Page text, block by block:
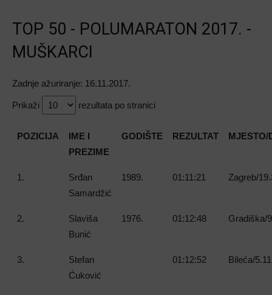
TOP 50 - POLUMARATON 2017. -
MUŠKARCI
Zadnje ažuriranje: 16.11.2017.
Prikaži rezultata po stranici
POZICIJA
IME I
PREZIME
GODIŠTE REZULTAT MJESTO/
1.
Srđan
Samardžić
1989. 01:11:21 Zagreb/
2.
Slaviša
Bunić
1976. 01:12:48 Gradiška/
3.
Stefan
Ćuković
01:12:52 Bileća/